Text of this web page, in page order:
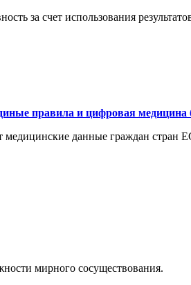
за счет использования
правила и цифровая медицина
медицинские данные граждан
мирного сосуществования.